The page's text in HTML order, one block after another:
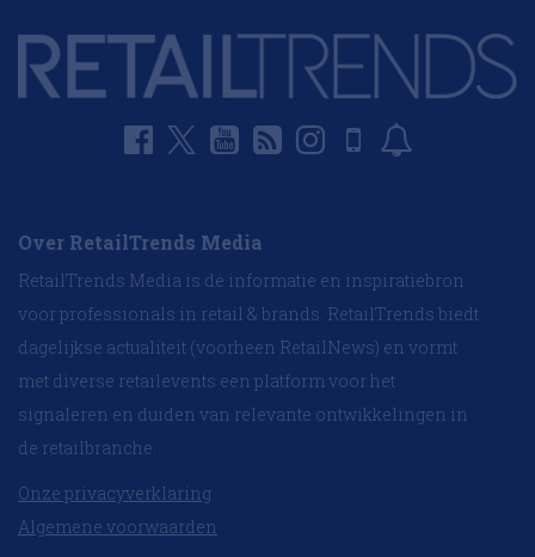
Over RetailTrends Media
RetailTrends Media is dé informatie en inspiratiebron
voor professionals in retail & brands. RetailTrends biedt
dagelijkse actualiteit (voorheen RetailNews) en vormt
met diverse retailevents een platform voor het
signaleren en duiden van relevante ontwikkelingen in
de retailbranche.
Onze privacyverklaring
Algemene voorwaarden